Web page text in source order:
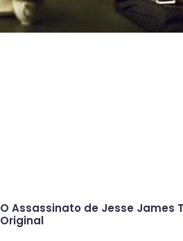
O Assassinato de Jesse James
Original